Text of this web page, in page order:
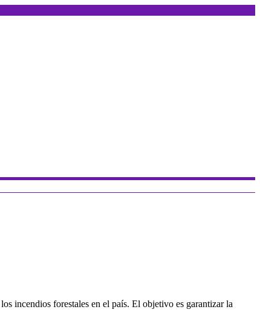
incendios forestales en el país. El objetivo es garantizar la